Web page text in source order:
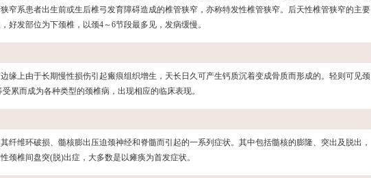
窄系患者出生前或生后椎弓发育障碍造成的椎管狭窄，亦称特发性椎管狭窄。后天性椎管狭窄的主要
发部位为下颈椎，以颈4～6节段最多见，发病缓慢。
缘上由于长期慢性损伤引起瘢痕组织增生，天长日久可产生钙质沉着变成骨质而形成的。轻则可见颈
累而成为各种类型的颈椎病，出现相应的临床表现。
纤维环破损、髓核膨出压迫颈神经和脊髓而引起的一系列症状。其中包括髓核的膨隆、突出及脱出，
颈椎间盘突(脱)出症，大多数是以瘫痪为首发症状。